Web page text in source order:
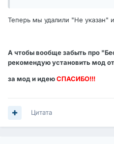
Теперь мы удалили "Не указан"
А чтобы вообще забыть про
рекомендую установить мод
за мод и идеюСПАСИБО!!!
Цитата